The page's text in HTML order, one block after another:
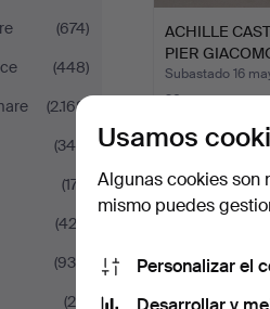
(674)
(448)
(2.168)
(344)
(177)
(422)
(930)
(20)
ACHILLE
PIER
Subastado 16
30 pujas
Usamos
Algunas cookies son
mismo puedes
Personalizar el